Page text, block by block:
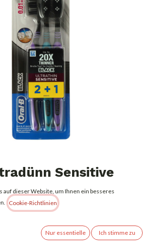
Sensitive
– Zahnbürste im
inkl. MwSt.zzgl. Versandkosten
auf dieser Website, um Ihnen ein besseres
Cookie-Richtlinien
Nur essentielle Ich stimme zu